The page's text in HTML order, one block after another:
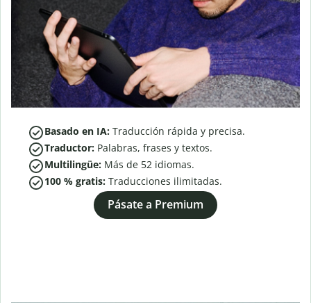
Basado en IA: Traducción rápida y precisa.
Traductor: Palabras, frases y textos.
Multilingüe: Más de 52 idiomas.
100 % gratis: Traducciones ilimitadas.
Pásate a Premium